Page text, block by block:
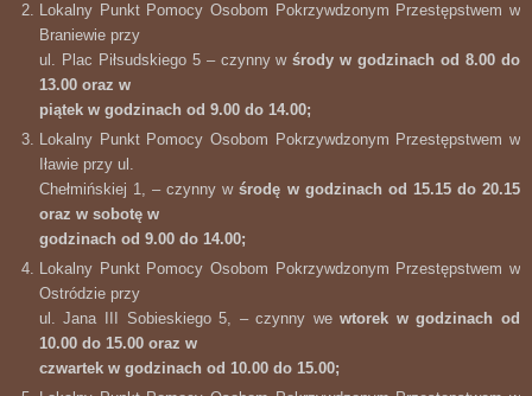
Lokalny Punkt Pomocy Osobom Pokrzywdzonym Przestępstwem w
Braniewie przy
ul. Plac Piłsudskiego 5 – czynny wśrody w godzinach od 8.00 do
13.00 oraz w
piątek w godzinach od 9.00 do 14.00;
Lokalny Punkt Pomocy Osobom Pokrzywdzonym Przestępstwem w
Iławie przy ul.
Chełmińskiej 1, – czynny wśrodę w godzinach od 15.15 do 20.15
oraz w sobotę w
godzinach od 9.00 do 14.00;
Lokalny Punkt Pomocy Osobom Pokrzywdzonym Przestępstwem w
Ostródzie przy
ul. Jana III Sobieskiego 5, – czynny wewtorek w godzinach od
10.00 do 15.00 oraz w
czwartek w godzinach od 10.00 do 15.00;